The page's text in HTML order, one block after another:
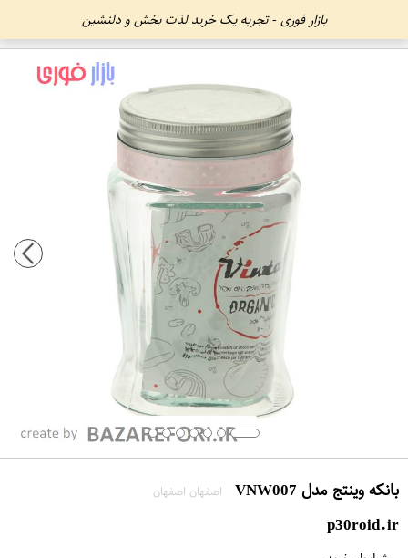
بازار فوری - تجربه یک خرید لذت بخش و دلنشین
بانکه وینتج مدل VNW007 اصفهان اصفهان
p30roid.ir